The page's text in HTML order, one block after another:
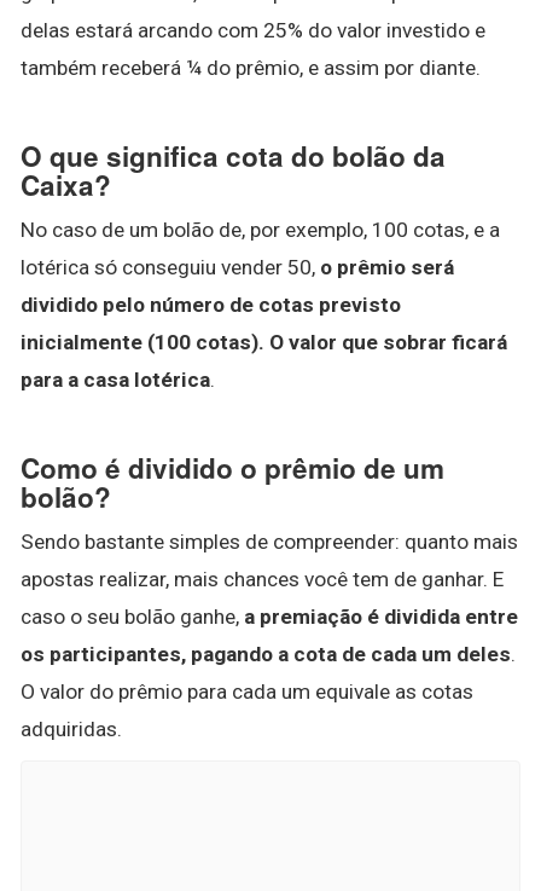
delas estará arcando com 25% do valor investido e
também receberá ¼ do prêmio, e assim por diante.
O que significa cota do bolão da
Caixa?
No caso de um bolão de, por exemplo, 100 cotas, e a
lotérica só conseguiu vender 50, o prêmio será
dividido pelo número de cotas previsto
inicialmente (100 cotas). O valor que sobrar ficará
para a casa lotérica.
Como é dividido o prêmio de um
bolão?
Sendo bastante simples de compreender: quanto mais
apostas realizar, mais chances você tem de ganhar. E
caso o seu bolão ganhe, a premiação é dividida entre
os participantes, pagando a cota de cada um deles.
O valor do prêmio para cada um equivale as cotas
adquiridas.